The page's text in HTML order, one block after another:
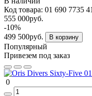
Код товара: 01 690 7735
555 000руб.
-10%
499 500руб.
В корзину
Популярный
Привезем под заказ
0